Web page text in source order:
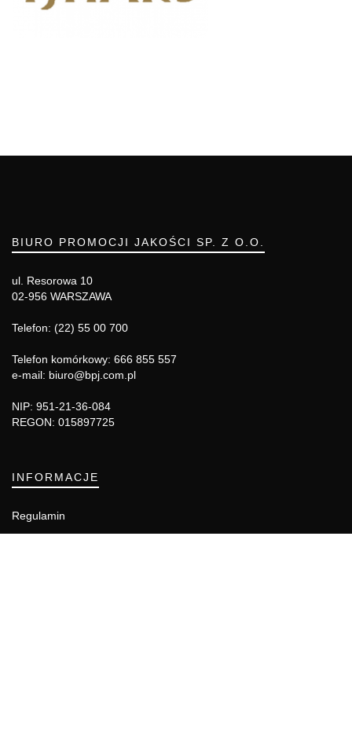
BIURO PROMOCJI JAKOŚCI SP. Z O.O.
ul. Resorowa 10
02-956 WARSZAWA
Telefon: (22) 55 00 700
Telefon komórkowy: 666 855 557
e-mail: biuro@bpj.com.pl
NIP: 951-21-36-084
REGON: 015897725
INFORMACJE
Regulamin